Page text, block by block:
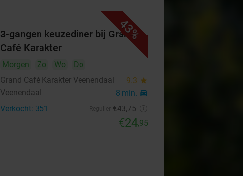
43%
3-gangen keuzediner bij Grand
Café Karakter
Morgen Zo Wo
Do
Grand Café Karakter Veenendaal
9.3 star
Veenendaal 8 min. directions_car
Verkocht: 351 €43,75
€24,95